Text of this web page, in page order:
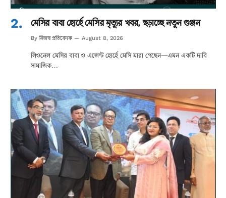
মেসির বাবা হোর্হে মেসির মৃত্যুর খবর, ছড়াচ্ছে নতুন গুঞ্জন
By নিজস্ব প্রতিবেদক August 8, 2026
লিওনেল মেসির বাবা ও এজেন্ট হোর্হে মেসি মারা গেছেন—এমন একটি দাবি
সামাজিক…